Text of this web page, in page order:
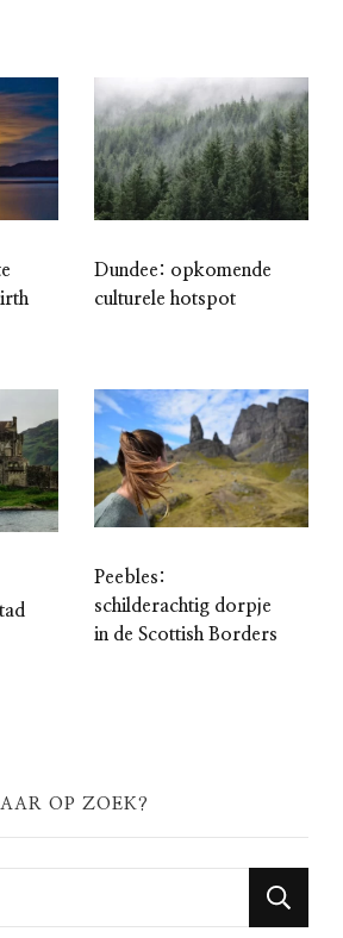
Dundee: opkomende
culturele hotspot
Peebles:
schilderachtig dorpje
in de Scottish Borders
OP ZOEK?